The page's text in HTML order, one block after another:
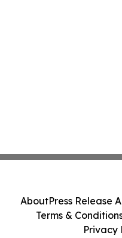
AboutPress Release
Terms &
Privacy